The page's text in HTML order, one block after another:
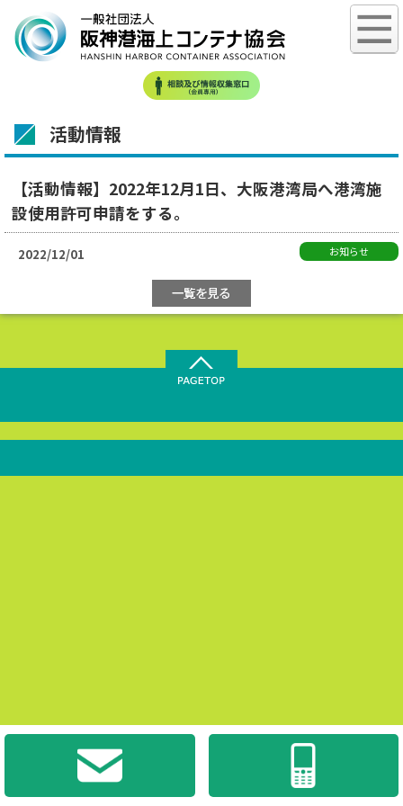
活動情報
【活動情報】2022年12月1日、大阪港湾局へ港湾施
設使用許可申請をする。
2022/12/01 お知らせ